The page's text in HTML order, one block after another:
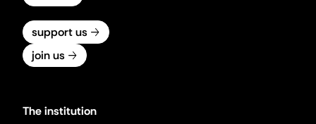
support us
join us
The institution